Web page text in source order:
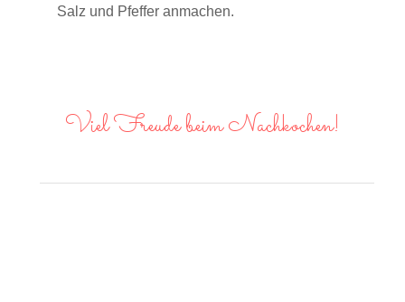
Salz und Pfeffer anmachen.
Viel Freude beim Nachkochen!